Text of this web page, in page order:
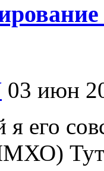
03 июн
его
Тут